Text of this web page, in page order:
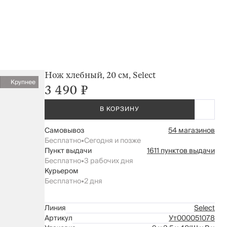
Крупнее
Нож хлебный, 20 см, Select
3 490 ₽
В КОРЗИНУ
Самовывоз
54 магазинов
Бесплатно•Сегодня и позже
Пункт выдачи
1611 пунктов выдачи
Бесплатно•3 рабочих дня
Курьером
Бесплатно•2 дня
Линия
Select
Артикул
Ут000051078